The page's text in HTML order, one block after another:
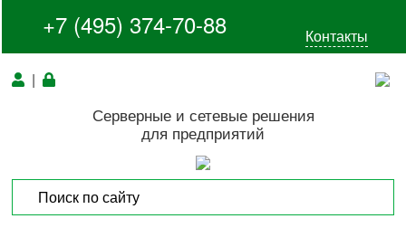
+7 (495) 374-70-88 Контакты
|
Серверные и сетевые решения
для предприятий